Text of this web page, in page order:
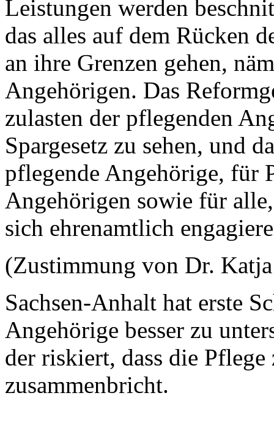
Leistungen werden
das alles auf dem Rücken
an ihre Grenzen gehen,
Angehörigen. Das
zulasten der pflegenden
Spargesetz zu sehen, und
pflegende Angehörige, für
Angehörigen sowie für
sich ehrenamtlich
(Zustimmung von Dr.
Sachsen-Anhalt hat erste
Angehörige besser zu
der riskiert, dass die
zusammenbricht.